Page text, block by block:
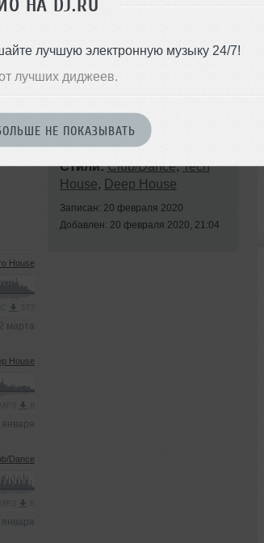
НА DJ.RU
лучшую электронную музыку 24/7!
лучших диджеев.
НЕ ПОКАЗЫВАТЬ
House
марта
House
января
Dance
января
Стили: Club/Dance,Tech
House, Deep House
Записан: 20 февраля 2020
Добавлен: 20 февраля 2020, 21:04